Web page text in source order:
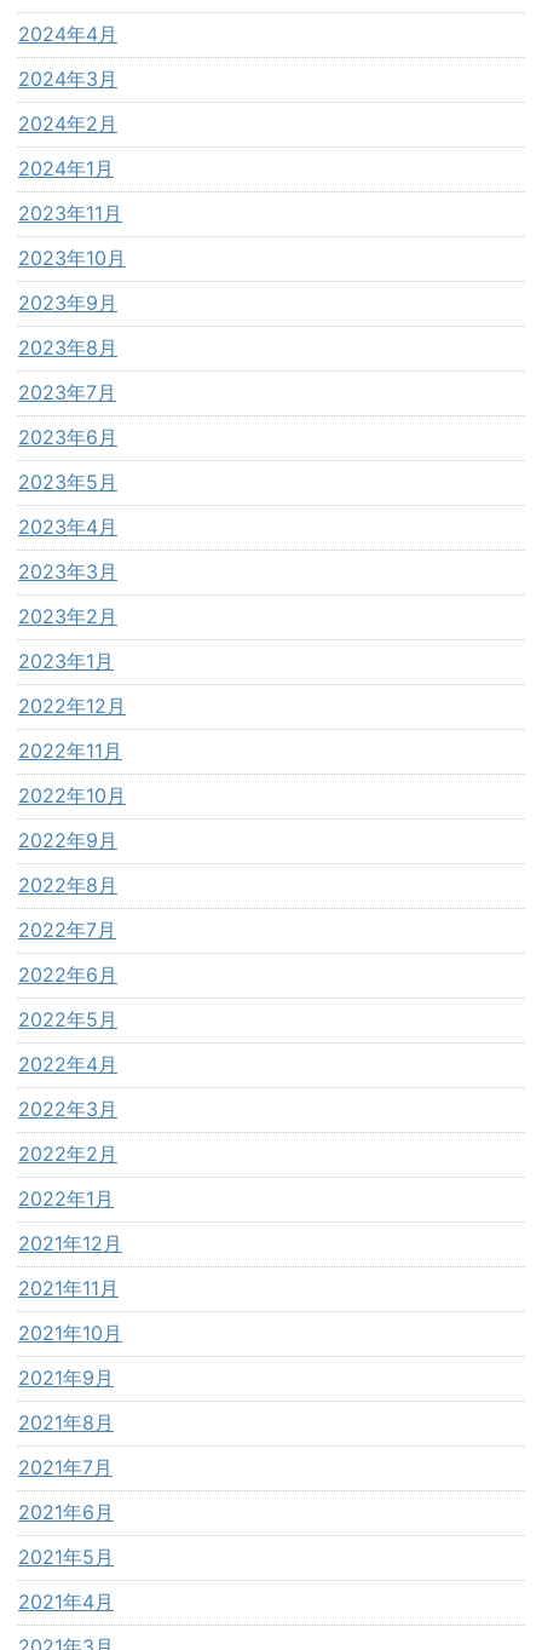
2024年4月
2024年3月
2024年2月
2024年1月
2023年11月
2023年10月
2023年9月
2023年8月
2023年7月
2023年6月
2023年5月
2023年4月
2023年3月
2023年2月
2023年1月
2022年12月
2022年11月
2022年10月
2022年9月
2022年8月
2022年7月
2022年6月
2022年5月
2022年4月
2022年3月
2022年2月
2022年1月
2021年12月
2021年11月
2021年10月
2021年9月
2021年8月
2021年7月
2021年6月
2021年5月
2021年4月